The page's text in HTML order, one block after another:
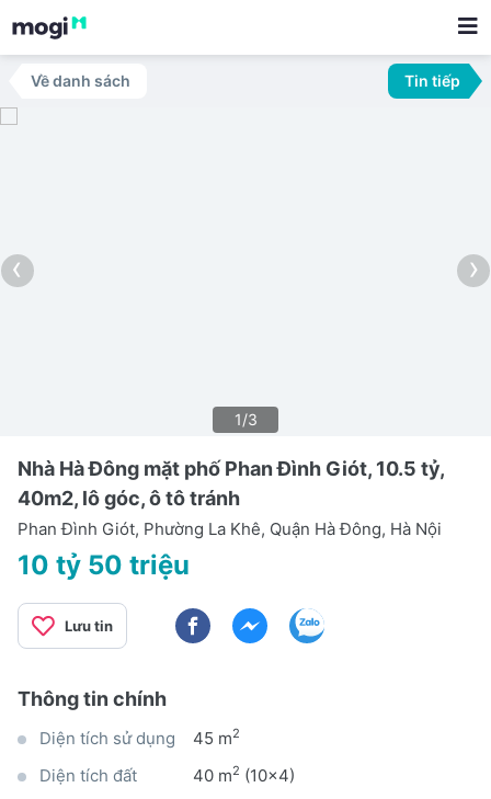
Về danh sách Tin tiếp
‹ ›
1/3
Nhà Hà Đông mặt phố Phan Đình Giót, 10.5 tỷ,
40m2, lô góc, ô tô tránh
Phan Đình Giót, Phường La Khê, Quận Hà Đông, Hà Nội
10 tỷ 50 triệu
Lưu tin
Thông tin chính
Diện tích sử dụng 45 m2
Diện tích đất 40 m2 (10x4)